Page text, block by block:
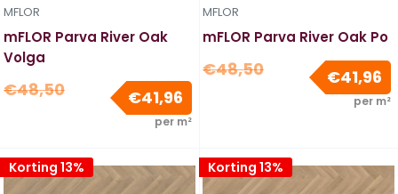
MFLOR
mFLOR Parva River Oak
Volga
Normale
€48,50 Verkoopprijs
€41,96
per m²
MFLOR
mFLOR Parva River Oak Po
Normale
€48,50 €41,96
per m²
Korting 13% Korting 13%